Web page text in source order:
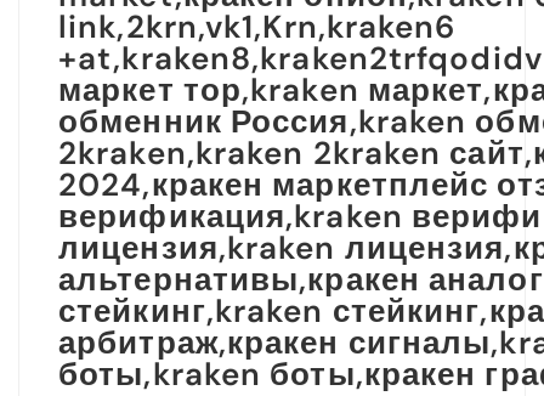
link,2krn,vk1,Krn,kraken6
маркет тор,kraken
обменник Россия,kraken
2kraken,kraken 2kraken
2024,кракен маркетплейс
верификация,kraken
лицензия,kraken
альтернативы,кракен
стейкинг,kraken
арбитраж,кракен
боты,kraken боты,кракен